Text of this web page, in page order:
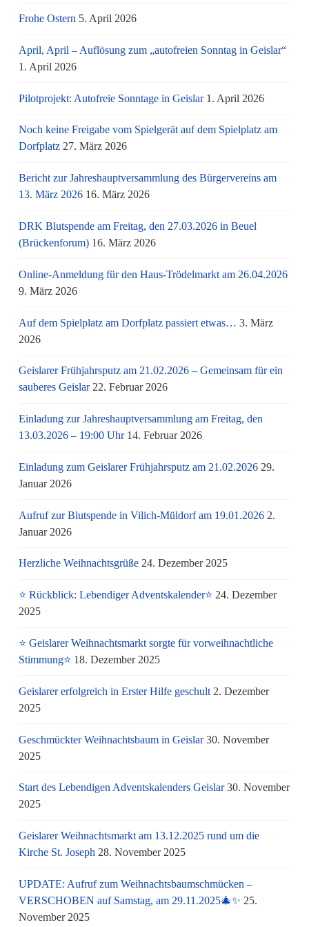
Frohe Ostern 5. April 2026
April, April – Auflösung zum „autofreien Sonntag in Geislar“
1. April 2026
Pilotprojekt: Autofreie Sonntage in Geislar 1. April 2026
Noch keine Freigabe vom Spielgerät auf dem Spielplatz am
Dorfplatz 27. März 2026
Bericht zur Jahreshauptversammlung des Bürgervereins am
13. März 2026 16. März 2026
DRK Blutspende am Freitag, den 27.03.2026 in Beuel
(Brückenforum) 16. März 2026
Online-Anmeldung für den Haus-Trödelmarkt am 26.04.2026
9. März 2026
Auf dem Spielplatz am Dorfplatz passiert etwas… 3. März
2026
Geislarer Frühjahrsputz am 21.02.2026 – Gemeinsam für ein
sauberes Geislar 22. Februar 2026
Einladung zur Jahreshauptversammlung am Freitag, den
13.03.2026 – 19:00 Uhr 14. Februar 2026
Einladung zum Geislarer Frühjahrsputz am 21.02.2026 29.
Januar 2026
Aufruf zur Blutspende in Vilich-Müldorf am 19.01.2026 2.
Januar 2026
Herzliche Weihnachtsgrüße 24. Dezember 2025
⭐ Rückblick: Lebendiger Adventskalender⭐ 24. Dezember
2025
⭐ Geislarer Weihnachtsmarkt sorgte für vorweihnachtliche
Stimmung⭐ 18. Dezember 2025
Geislarer erfolgreich in Erster Hilfe geschult 2. Dezember
2025
Geschmückter Weihnachtsbaum in Geislar 30. November
2025
Start des Lebendigen Adventskalenders Geislar 30. November
2025
Geislarer Weihnachtsmarkt am 13.12.2025 rund um die
Kirche St. Joseph 28. November 2025
UPDATE: Aufruf zum Weihnachtsbaumschmücken –
VERSCHOBEN auf Samstag, am 29.11.2025🎄✨ 25.
November 2025